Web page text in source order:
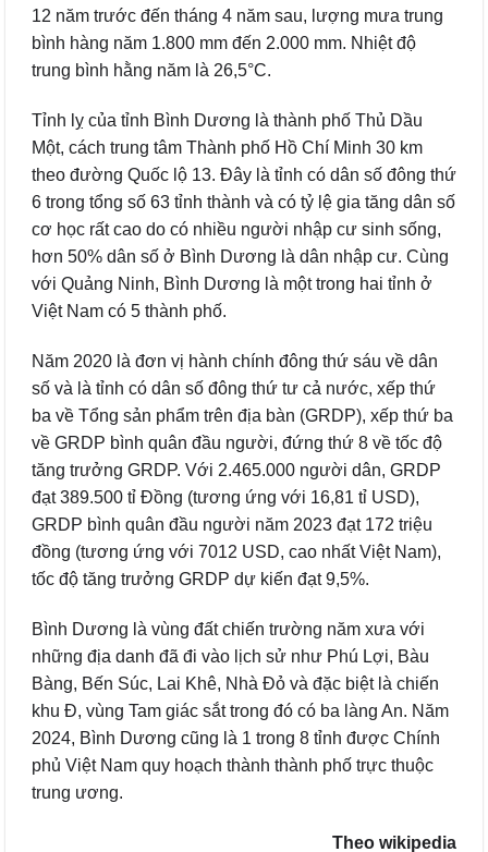
12 năm trước đến tháng 4 năm sau, lượng mưa trung
bình hàng năm 1.800 mm đến 2.000 mm. Nhiệt độ
trung bình hằng năm là 26,5°C.
Tỉnh lỵ của tỉnh Bình Dương là thành phố Thủ Dầu
Một, cách trung tâm Thành phố Hồ Chí Minh 30 km
theo đường Quốc lộ 13. Đây là tỉnh có dân số đông thứ
6 trong tổng số 63 tỉnh thành và có tỷ lệ gia tăng dân số
cơ học rất cao do có nhiều người nhập cư sinh sống,
hơn 50% dân số ở Bình Dương là dân nhập cư. Cùng
với Quảng Ninh, Bình Dương là một trong hai tỉnh ở
Việt Nam có 5 thành phố.
Năm 2020 là đơn vị hành chính đông thứ sáu về dân
số và là tỉnh có dân số đông thứ tư cả nước, xếp thứ
ba về Tổng sản phẩm trên địa bàn (GRDP), xếp thứ ba
về GRDP bình quân đầu người, đứng thứ 8 về tốc độ
tăng trưởng GRDP. Với 2.465.000 người dân, GRDP
đạt 389.500 tỉ Đồng (tương ứng với 16,81 tỉ USD),
GRDP bình quân đầu người năm 2023 đạt 172 triệu
đồng (tương ứng với 7012 USD, cao nhất Việt Nam),
tốc độ tăng trưởng GRDP dự kiến đạt 9,5%.
Bình Dương là vùng đất chiến trường năm xưa với
những địa danh đã đi vào lịch sử như Phú Lợi, Bàu
Bàng, Bến Súc, Lai Khê, Nhà Đỏ và đặc biệt là chiến
khu Đ, vùng Tam giác sắt trong đó có ba làng An. Năm
2024, Bình Dương cũng là 1 trong 8 tỉnh được Chính
phủ Việt Nam quy hoạch thành thành phố trực thuộc
trung ương.
Theo wikipedia